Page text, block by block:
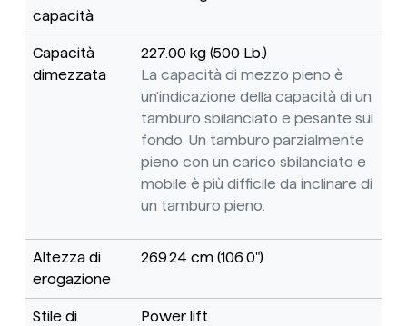
capacità
Capacità
dimezzata
227.00 kg (500 Lb.)
La capacità di mezzo pieno è
un'indicazione della capacità di un
tamburo sbilanciato e pesante sul
fondo. Un tamburo parzialmente
pieno con un carico sbilanciato e
mobile è più difficile da inclinare di
un tamburo pieno.
Altezza di
erogazione
269.24 cm (106.0")
Stile di
Power lift